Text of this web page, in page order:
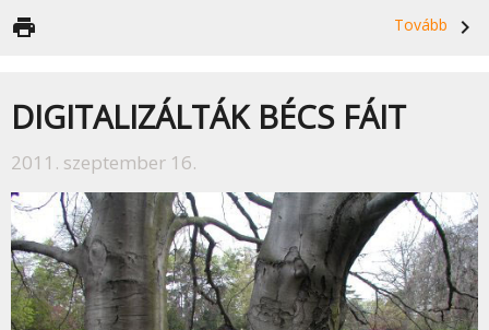
Tovább
navigate_next
print
DIGITALIZÁLTÁK BÉCS FÁIT
2011. szeptember 16.